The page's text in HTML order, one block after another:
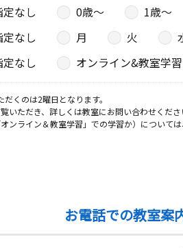
土
日
１ ピーチカ
土
日
定なし 0歳〜 1歳〜
定なし 月 火
定なし オンライン&教室学習
くのは2曜日となります。
ただき、詳しくは教室にお問い合わせくだ
ライン＆教室学習」での学習か）について
お電話での教室案